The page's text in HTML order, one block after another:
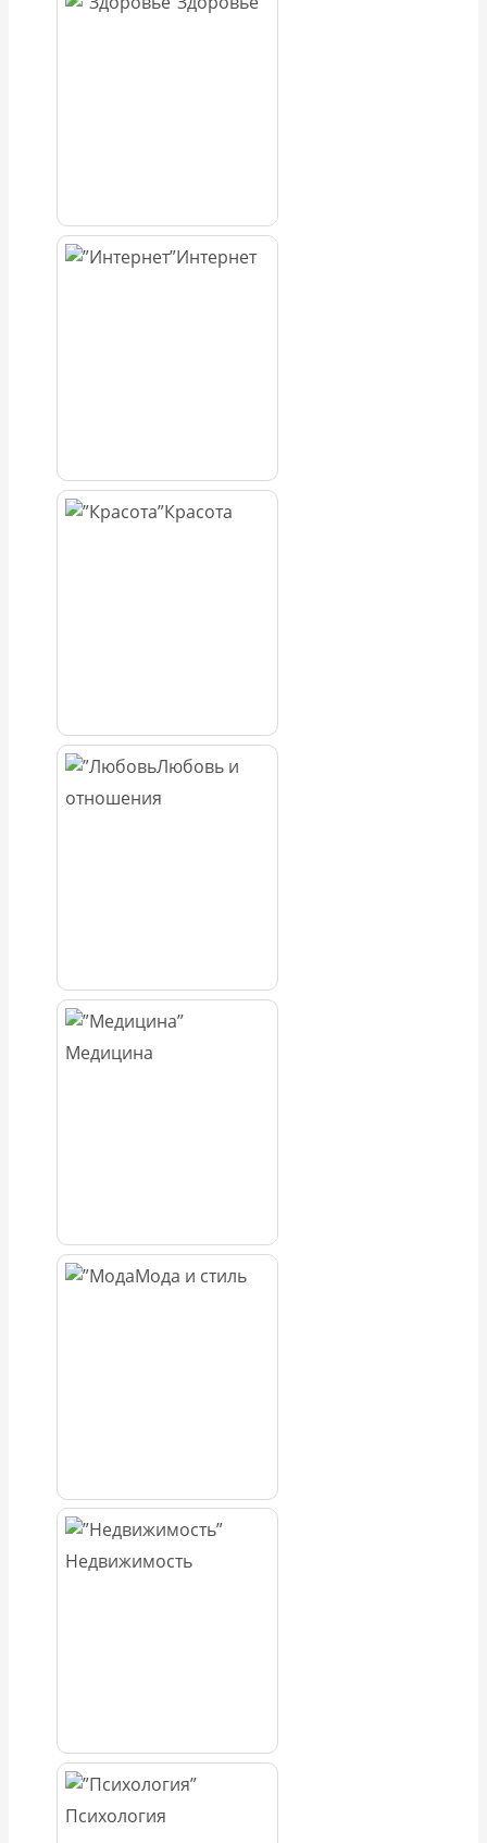
Интернет
Красота
Любовь и
отношения
Медицина
Мода и стиль
Недвижимость
Психология